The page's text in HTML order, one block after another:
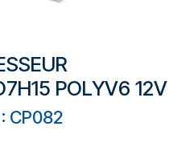
POLYV6 12V
CP082